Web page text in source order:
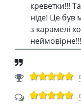
креветки!!!
ніде! Це був
з карамелі